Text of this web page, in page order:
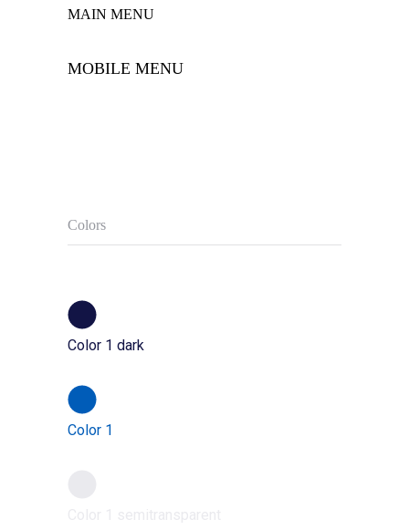
MAIN MENU
MOBILE MENU
Colors
Color 1 dark
Color 1